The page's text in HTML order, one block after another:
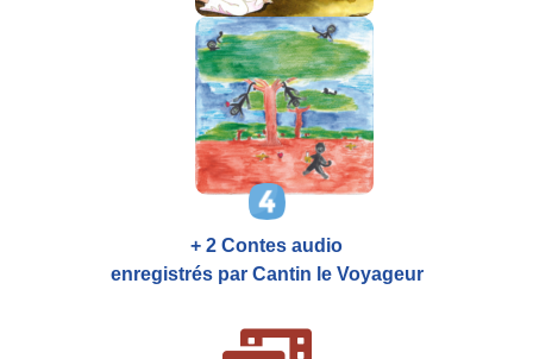
+ 2 Contes audio
enregistrés par Cantin le Voyageur